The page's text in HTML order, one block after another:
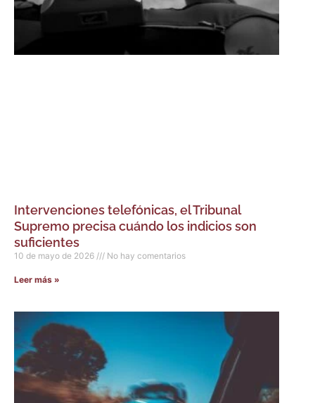
Intervenciones telefónicas, el Tribunal
Supremo precisa cuándo los indicios son
suficientes
10 de mayo de 2026 No hay comentarios
Leer más »